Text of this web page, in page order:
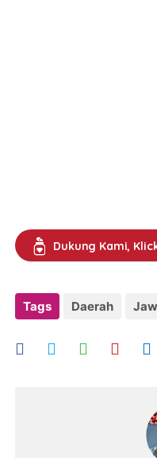
Dukung Kami,
Tags Daerah